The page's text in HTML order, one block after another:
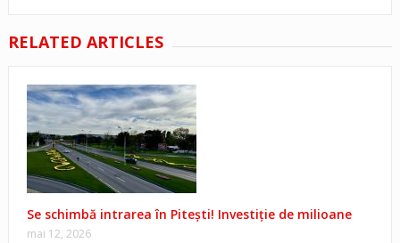
RELATED ARTICLES
Se schimbă intrarea în Pitești! Investiție de milioane
mai 12, 2026